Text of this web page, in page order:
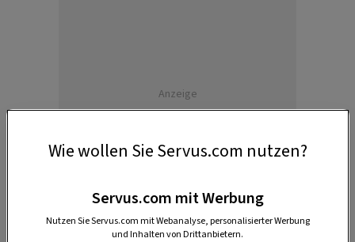
Anzeige
Wie wollen Sie Servus.com nutzen?
Servus.com mit Werbung
Nutzen Sie Servus.com mit Webanalyse, personalisierter Werbung
und Inhalten von Drittanbietern.